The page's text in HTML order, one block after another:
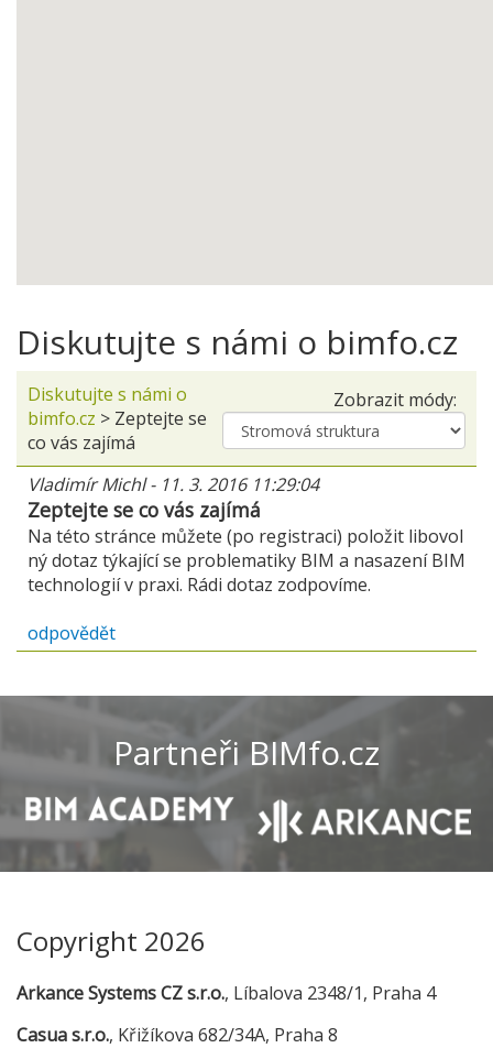
Diskutujte s námi o bimfo.cz
Diskutujte s námi o
bimfo.cz > Zeptejte se
co vás zajímá
Zobrazit módy:
Vladimír Michl- 11. 3. 2016 11:29:04
Zeptejte se co vás zajímá
Na této stránce můžete (po registraci) položit libovol
ný dotaz týkající se problematiky BIM a nasazení BIM
technologií v praxi. Rádi dotaz zodpovíme.
odpovědět
Partneři BIMfo.cz
Copyright 2026
Arkance Systems CZ s.r.o., Líbalova 2348/1, Praha 4
Casua s.r.o., Křižíkova 682/34A, Praha 8